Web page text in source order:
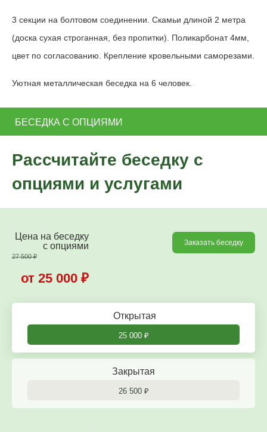
3 секции на болтовом соединении. Скамьи длиной 2 метра
(доска сухая строганная, без пропитки). Поликарбонат 4мм,
цвет по согласованию. Крепление кровельными саморезами.
Уютная металлическая беседка на 6 человек.
БЕСЕДКА С ОПЦИЯМИ
Рассчитайте беседку с
опциями и услугами
Цена на беседку
c опциями
27 500₽
от 25 000 ₽
Заказать беседку
Открытая
25 000₽
Закрытая
26 500₽